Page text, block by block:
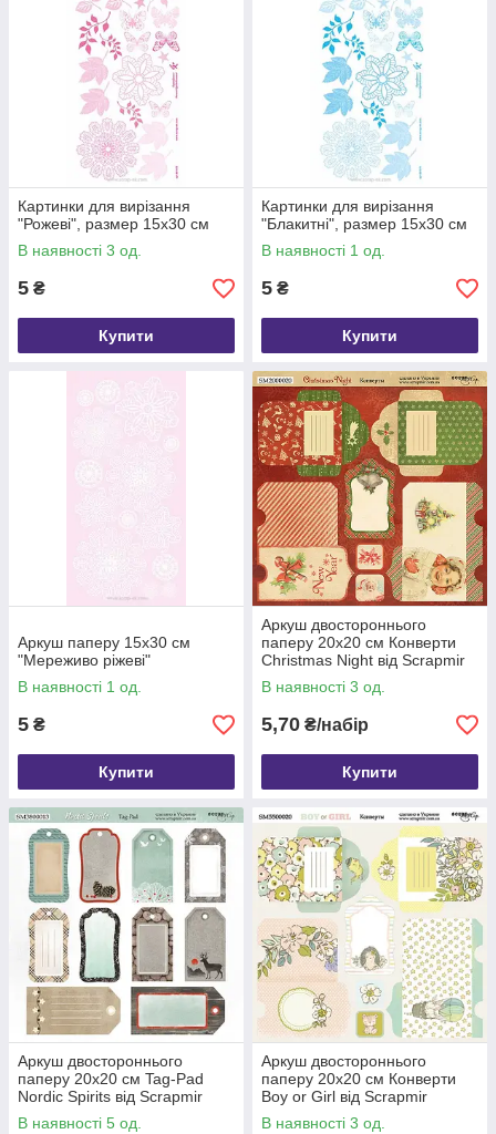
Картинки для вирізання
"Рожеві", размер 15х30 см
В наявності 3 од.
5 ₴
Купити
Картинки для вирізання
"Блакитні", размер 15х30 см
В наявності 1 од.
5 ₴
Купити
Аркуш паперу 15х30 см
"Мереживо ріжеві"
В наявності 1 од.
5 ₴
Купити
Аркуш двостороннього
паперу 20х20 см Конверти
Christmas Night від Scrapmir
В наявності 3 од.
5,70 ₴/набір
Купити
Аркуш двостороннього
паперу 20х20 см Tag-Pad
Nordic Spirits від Scrapmir
В наявності 5 од.
Аркуш двостороннього
паперу 20х20 см Конверти
Boy or Girl від Scrapmir
В наявності 3 од.